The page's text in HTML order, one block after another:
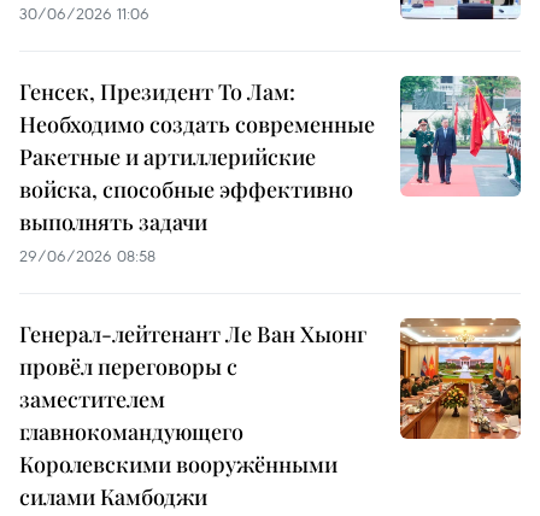
30/06/2026 11:06
Генсек, Президент То Лам:
Необходимо создать современные
Ракетные и артиллерийские
войска, способные эффективно
выполнять задачи
29/06/2026 08:58
Генерал-лейтенант Ле Ван Хыонг
провёл переговоры с
заместителем
главнокомандующего
Королевскими вооружёнными
силами Камбоджи